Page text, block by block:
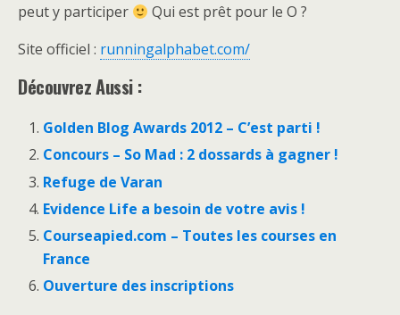
peut y participer
Qui est prêt pour le O ?
Site officiel : runningalphabet.com/
Découvrez Aussi :
Golden Blog Awards 2012 – C’est parti !
Concours – So Mad : 2 dossards à gagner !
Refuge de Varan
Evidence Life a besoin de votre avis !
Courseapied.com – Toutes les courses en
France
Ouverture des inscriptions